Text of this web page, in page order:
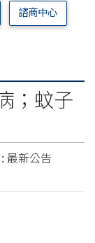
諮商中心
；蚊子
最新公告